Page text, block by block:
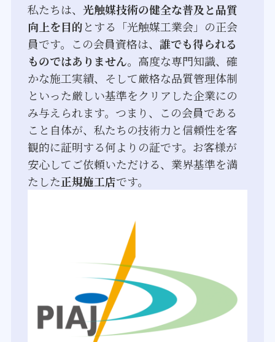
私たちは、 光触媒技術の健全な普及と品質
向上を目的とする「光触媒工業会」の正会
員です。この会員資格は、 誰でも得られる
ものではありません。高度な専門知識、確
かな施工実績、そして厳格な品質管理体制
といった厳しい基準をクリアした企業にの
み与えられます。つまり、この会員である
こと自体が、私たちの技術力と信頼性を客
観的に証明する何よりの証です。お客様が
安心してご依頼いただける、業界基準を満
たした正規施工店です。